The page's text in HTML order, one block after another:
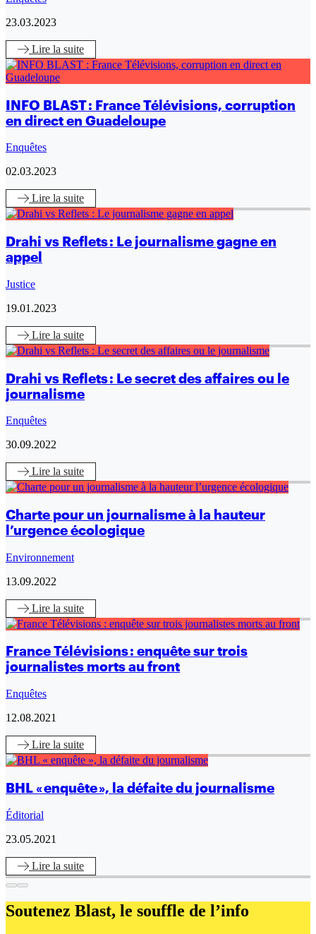
23.03.2023
Lire la suite
INFO BLAST : France Télévisions, corruption
en direct en Guadeloupe
Enquêtes
02.03.2023
Lire la suite
Drahi vs Reflets : Le journalisme gagne en
appel
Justice
19.01.2023
Lire la suite
Drahi vs Reflets : Le secret des affaires ou le
journalisme
Enquêtes
30.09.2022
Lire la suite
Charte pour un journalisme à la hauteur
l’urgence écologique
Environnement
13.09.2022
Lire la suite
France Télévisions : enquête sur trois
journalistes morts au front
Enquêtes
12.08.2021
Lire la suite
BHL « enquête », la défaite du journalisme
Éditorial
23.05.2021
Lire la suite
Soutenez Blast, le souffle de l’info